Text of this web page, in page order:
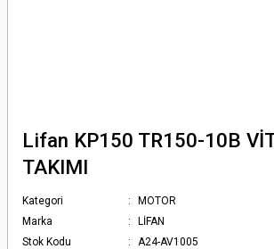
Lifan KP150 TR150-10B
TAKIMI
Kategori
MOTOR
Marka
LİFAN
Stok Kodu
A24-AV1005